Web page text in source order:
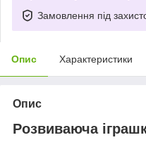
Замовлення під
Опис Характеристики
Опис
Розвиваюча